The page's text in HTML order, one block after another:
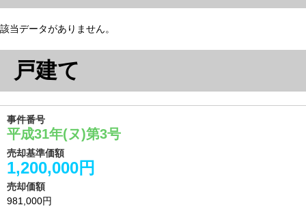
該当データがありません。
戸建て
事件番号
平成31年(ヌ)第3号
売却基準価額
1,200,000円
売却価額
981,000円